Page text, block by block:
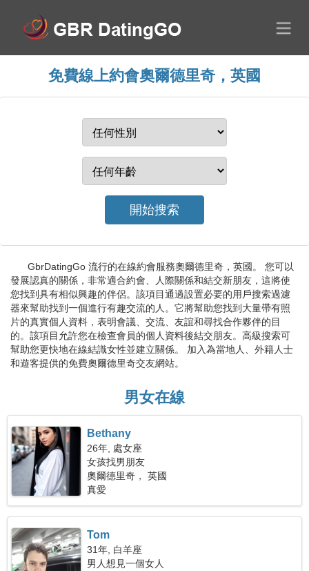
免費線上約會奧爾德里奇，英國
GbrDatingGo 流行的在線約會服務奧爾德里奇，英國。 您可以
發展認真的關係，非常適合約會、人際關係和結交新朋友，這將使
您找到具有相似興趣的伴侶。該項目通過設置必要的用戶搜索過濾
器來幫助找到一個進行有趣交流的人。它將幫助您找到大量帶有照
片的真實個人資料，表明會議、交流、友誼和尋找合作夥伴的目
的。該項目允許您在檢查會員的個人資料後結交朋友。高級搜索可
幫助您更快地在線結識女性並建立關係。 加入為當地人、外籍人士
和遊客提供的免費奧爾德里奇交友網站。
男女在線
Bethany
26年, 處女座
女孩找男朋友
奧爾德里奇， 英國
真愛
Tom
31年, 白羊座
男人想見一個女人